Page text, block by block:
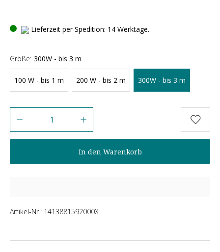
Lieferzeit per Spedition: 14 Werktage.
Größe: 300W - bis 3 m
100 W - bis 1 m 200 W - bis 2 m 300W - bis 3 m
In den Warenkorb
Artikel-Nr.: 1413881592000X